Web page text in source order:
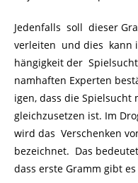
Jedenfalls soll dieser
verleiten und dies kann
hängigkeit der
namhaften Experten
igen, dass die Spielsucht
gleichzusetzen ist. Im
wird das Verschenken
bezeichnet. Das
dass erste Gramm gibt